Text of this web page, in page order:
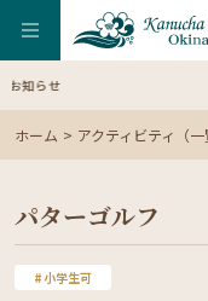
【重要】[6/2～]ク
ホーム アクティビティ（一
パターゴルフ
小学生可